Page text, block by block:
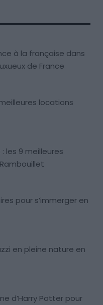
à la française dans
de France
locations
les 9 meilleures
pour s’immerger en
en pleine nature en
d’Harry Potter pour